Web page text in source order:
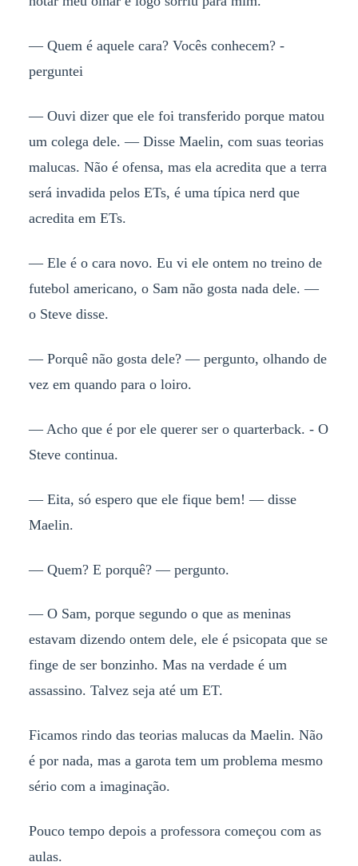
— Quem é aquele cara? Vocês conhecem? -
perguntei
— Ouvi dizer que ele foi transferido porque matou
um colega dele. — Disse Maelin, com suas teorias
malucas. Não é ofensa, mas ela acredita que a terra
será invadida pelos ETs, é uma típica nerd que
acredita em ETs.
— Ele é o cara novo. Eu vi ele ontem no treino de
futebol americano, o Sam não gosta nada dele. —
o Steve disse.
— Porquê não gosta dele? — pergunto, olhando de
vez em quando para o loiro.
— Acho que é por ele querer ser o quarterback. - O
Steve continua.
— Eita, só espero que ele fique bem! — disse
Maelin.
— Quem? E porquê? — pergunto.
— O Sam, porque segundo o que as meninas
estavam dizendo ontem dele, ele é psicopata que se
finge de ser bonzinho. Mas na verdade é um
assassino. Talvez seja até um ET.
Ficamos rindo das teorias malucas da Maelin. Não
é por nada, mas a garota tem um problema mesmo
sério com a imaginação.
Pouco tempo depois a professora começou com as
aulas.